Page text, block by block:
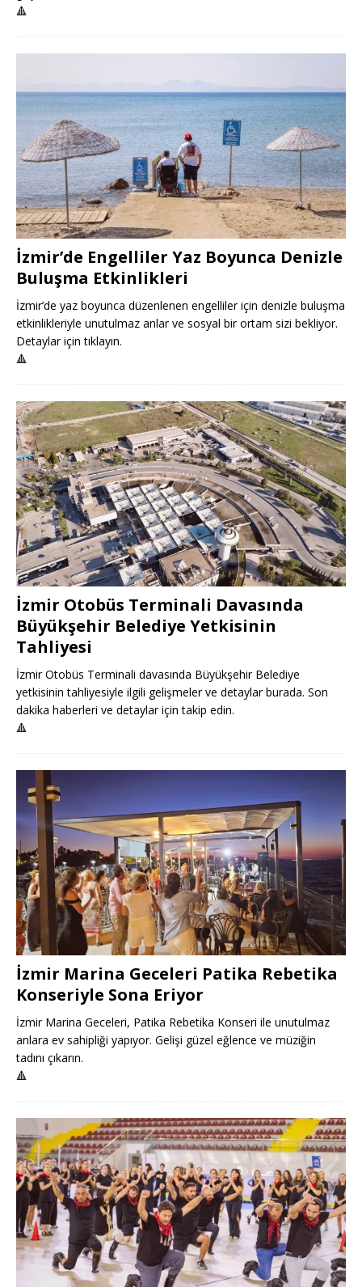
🔺
İzmir’de Engelliler Yaz Boyunca Denizle
Buluşma Etkinlikleri
İzmir’de yaz boyunca düzenlenen engelliler için denizle buluşma
etkinlikleriyle unutulmaz anlar ve sosyal bir ortam sizi bekliyor.
Detaylar için tıklayın.
🔺
İzmir Otobüs Terminali Davasında
Büyükşehir Belediye Yetkisinin
Tahliyesi
İzmir Otobüs Terminali davasında Büyükşehir Belediye
yetkisinin tahliyesiyle ilgili gelişmeler ve detaylar burada. Son
dakika haberleri ve detaylar için takip edin.
🔺
İzmir Marina Geceleri Patika Rebetika
Konseriyle Sona Eriyor
İzmir Marina Geceleri, Patika Rebetika Konseri ile unutulmaz
anlara ev sahipliği yapıyor. Gelişi güzel eğlence ve müziğin
tadını çıkarın.
🔺